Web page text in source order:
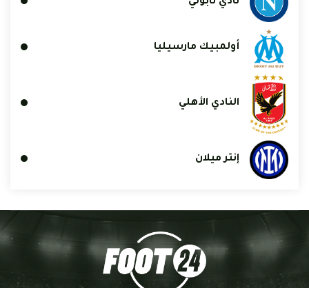
أولمبيك مارسيليا
النادي الأهلي
إنتر ميلان